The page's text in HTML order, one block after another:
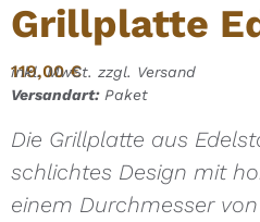
Grillplatte
119,00€
inkl. MwSt. zzgl. Versand
Versandart:Paket
Die Grillplatte aus
schlichtes Design mit
einem Durchmesser